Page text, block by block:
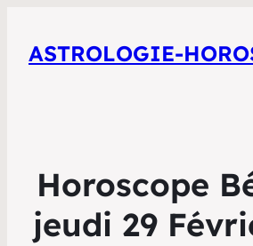
ASTROLOGIE-
Horoscope
jeudi 29